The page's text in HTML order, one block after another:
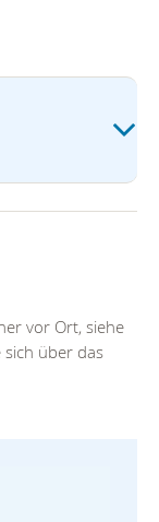
vor Ort, siehe
über das